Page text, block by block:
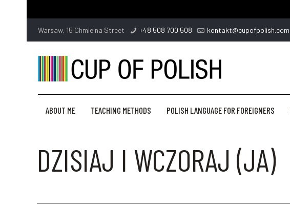
Warsaw, 15 Chmielna Street +48 508 700 508 kontakt@cupofpolish.com
ABOUT ME TEACHING METHODS POLISH LANGUAGE FOR FOREIGNERS
DZISIAJ I WCZORAJ (JA)